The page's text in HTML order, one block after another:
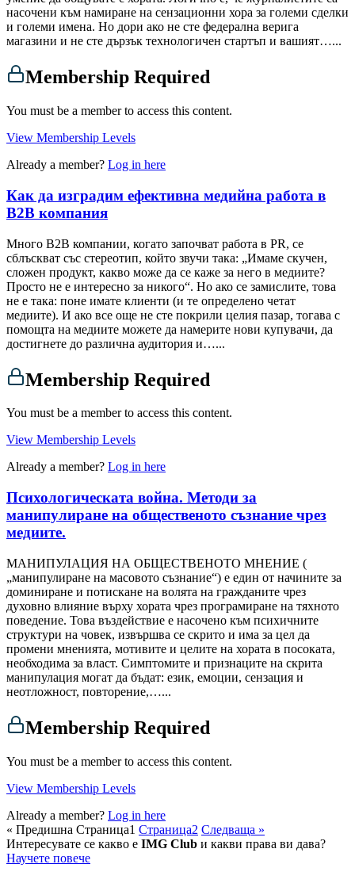
насочени към намиране на сензационни хора за големи сделки
и големи имена. Но дори ако не сте федерална верига
магазини и не сте дързък технологичен стартъп и вашият…...
Membership Required
You must be a member to access this content.
View Membership Levels
Already a member? Log in here
Как да изградим ефективна медийна работа в
B2B компания
Много B2B компании, когато започват работа в PR, се
сблъскват със стереотип, който звучи така: „Имаме скучен,
сложен продукт, какво може да се каже за него в медиите?
Просто не е интересно за никого“. Но ако се замислите, това
не е така: поне имате клиенти (и те определено четат
медиите). И ако все още не сте покрили целия пазар, тогава с
помощта на медиите можете да намерите нови купувачи, да
достигнете до различна аудитория и…...
Membership Required
You must be a member to access this content.
View Membership Levels
Already a member? Log in here
Психологическата война. Методи за
манипулиране на общественото съзнание чрез
медиите.
МАНИПУЛАЦИЯ НА ОБЩЕСТВЕНОТО МНЕНИЕ (
„манипулиране на масовото съзнание“) е един от начините за
доминиране и потискане на волята на гражданите чрез
духовно влияние върху хората чрез програмиране на тяхното
поведение. Това въздействие е насочено към психичните
структури на човек, извършва се скрито и има за цел да
промени мненията, мотивите и целите на хората в посоката,
необходима за власт. Симптомите и признаците на скрита
манипулация могат да бъдат: език, емоции, сензация и
неотложност, повторение,…...
Membership Required
You must be a member to access this content.
View Membership Levels
Already a member? Log in here
« Предишна Страница1 Страница2 Следваща »
Интересувате се какво е IMG Club и какви права ви дава?
Научете повече